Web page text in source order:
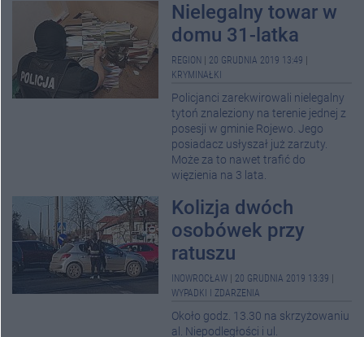
Nielegalny towar w
domu 31-latka
REGION 20 GRUDNIA 2019 13:49
KRYMINAŁKI
Policjanci zarekwirowali nielegalny
tytoń znaleziony na terenie jednej z
posesji w gminie Rojewo. Jego
posiadacz usłyszał już zarzuty.
Może za to nawet trafić do
więzienia na 3 lata.
Kolizja dwóch
osobówek przy
ratuszu
INOWROCŁAW 20 GRUDNIA 2019 13:39
WYPADKI I ZDARZENIA
Około godz. 13.30 na skrzyżowaniu
al. Niepodległości i ul.